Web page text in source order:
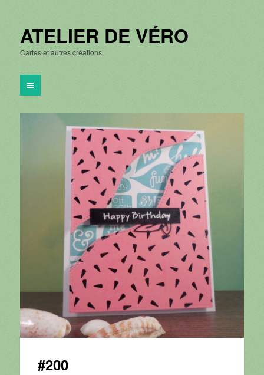
ATELIER DE VÉRO
Cartes et autres créations
#200